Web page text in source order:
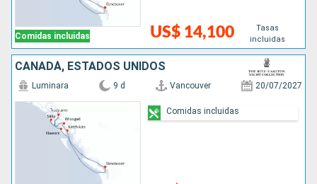
Comidas incluidas US$ 14,100
Tasas
incluidas
CANADÁ, ESTADOS UNIDOS
Luminara 9 d Vancouver 20/07/2027
Comidas incluidas